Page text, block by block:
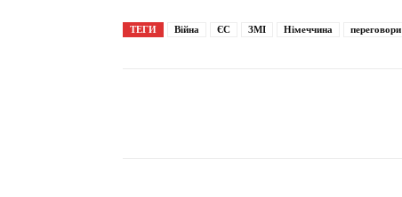
ТЕГИ Війна ЄС ЗМІ Німеччина переговори